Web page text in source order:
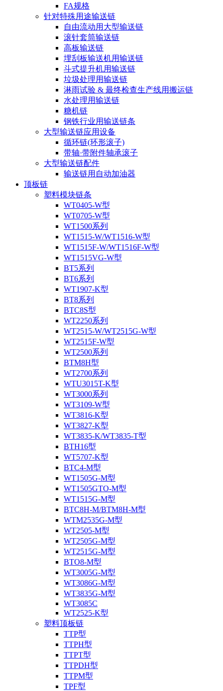
FA规格
针对特殊用途输送链
自由流动用大型输送链
滚针套筒输送链
高板输送链
埋刮板输送机用输送链
斗式提升机用输送链
垃圾处理用输送链
淋雨试验 & 最终检查生产线用搬运链
水处理用输送链
糖机链
钢铁行业用输送链条
大型输送链应用设备
循环链(环形滚子)
带轴·带附件轴承滚子
大型输送链配件
输送链用自动加油器
顶板链
塑料模块链条
WT0405-W型
WT0705-W型
WT1500系列
WT1515-W/WT1516-W型
WT1515F-W/WT1516F-W型
WT1515VG-W型
BT5系列
BT6系列
WT1907-K型
BT8系列
BTC8S型
WT2250系列
WT2515-W/WT2515G-W型
WT2515F-W型
WT2500系列
BTM8H型
WT2700系列
WTU3015T-K型
WT3000系列
WT3109-W型
WT3816-K型
WT3827-K型
WT3835-K/WT3835-T型
BTH16型
WT5707-K型
BTC4-M型
WT1505G-M型
WT1505GTO-M型
WT1515G-M型
BTC8H-M/BTM8H-M型
WTM2535G-M型
WT2505-M型
WT2505G-M型
WT2515G-M型
BTO8-M型
WT3005G-M型
WT3086G-M型
WT3835G-M型
WT3085C
WT2525-K型
塑料顶板链
TTP型
TTPH型
TTPT型
TTPDH型
TTPM型
TPF型